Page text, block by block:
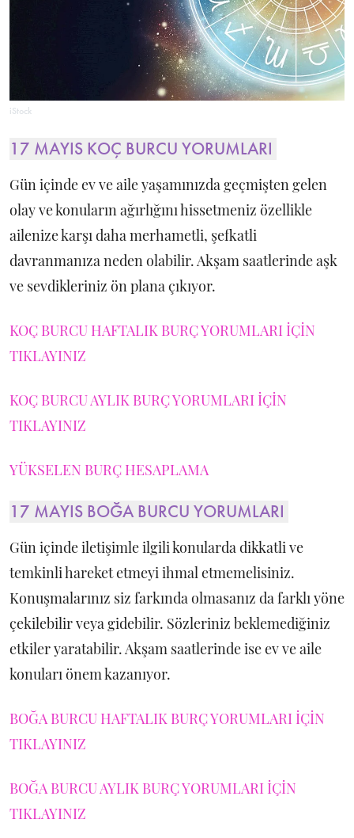
iStock
17 MAYIS KOÇ BURCU YORUMLARI
Gün içinde ev ve aile yaşamınızda geçmişten gelen
olay ve konuların ağırlığını hissetmeniz özellikle
ailenize karşı daha merhametli, şefkatli
davranmanıza neden olabilir. Akşam saatlerinde aşk
ve sevdikleriniz ön plana çıkıyor.
KOÇ BURCU HAFTALIK BURÇ YORUMLARI İÇİN
TIKLAYINIZ
KOÇ BURCU AYLIK BURÇ YORUMLARI İÇİN
TIKLAYINIZ
YÜKSELEN BURÇ HESAPLAMA
17 MAYIS BOĞA BURCU YORUMLARI
Gün içinde iletişimle ilgili konularda dikkatli ve
temkinli hareket etmeyi ihmal etmemelisiniz.
Konuşmalarınız siz farkında olmasanız da farklı yöne
çekilebilir veya gidebilir. Sözleriniz beklemediğiniz
etkiler yaratabilir. Akşam saatlerinde ise ev ve aile
konuları önem kazanıyor.
BOĞA BURCU HAFTALIK BURÇ YORUMLARI İÇİN
TIKLAYINIZ
BOĞA BURCU AYLIK BURÇ YORUMLARI İÇİN
TIKLAYINIZ